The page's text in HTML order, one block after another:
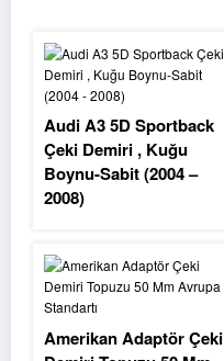
Audi A3 5D Sportback
Çeki Demiri , Kuğu
Boynu-Sabit (2004 –
2008)
Amerikan Adaptör Çeki